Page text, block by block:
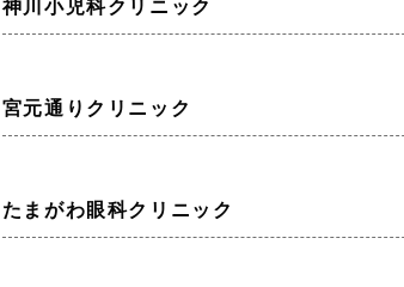
神川小児科クリニック
宮元通りクリニック
たまがわ眼科クリニック